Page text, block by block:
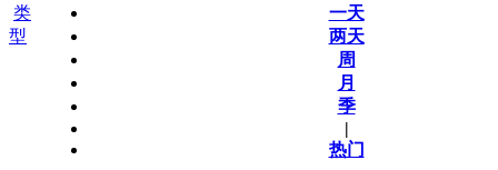
类
型
一天
两天
周
月
季
|
热门